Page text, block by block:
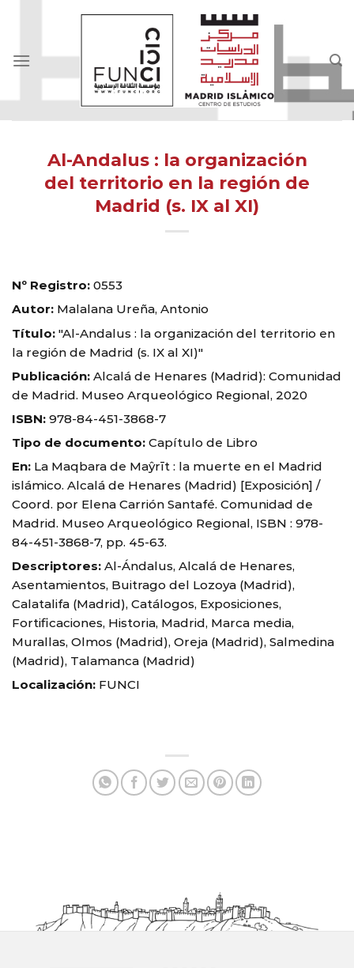
Al-Andalus : la organización
del territorio en la región de
Madrid (s. IX al XI)
Nº Registro: 0553
Autor: Malalana Ureña, Antonio
Título: "Al-Andalus : la organización del territorio en
la región de Madrid (s. IX al XI)"
Publicación: Alcalá de Henares (Madrid): Comunidad
de Madrid. Museo Arqueológico Regional, 2020
ISBN: 978-84-451-3868-7
Tipo de documento: Capítulo de Libro
En: La Maqbara de Maŷrīt : la muerte en el Madrid
islámico. Alcalá de Henares (Madrid) [Exposición] /
Coord. por Elena Carrión Santafé. Comunidad de
Madrid. Museo Arqueológico Regional, ISBN : 978-
84-451-3868-7, pp. 45-63.
Descriptores: Al-Ándalus, Alcalá de Henares,
Asentamientos, Buitrago del Lozoya (Madrid),
Calatalifa (Madrid), Catálogos, Exposiciones,
Fortificaciones, Historia, Madrid, Marca media,
Murallas, Olmos (Madrid), Oreja (Madrid), Salmedina
(Madrid), Talamanca (Madrid)
Localización: FUNCI